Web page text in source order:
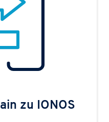
zu IONOS